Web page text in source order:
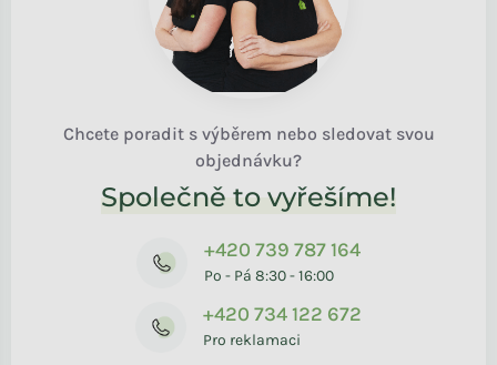
Chcete poradit s výběrem nebo sledovat svou
objednávku?
Společně to vyřešíme!
+420 739 787 164
Po - Pá 8:30 - 16:00
+420 734 122 672
Pro reklamaci